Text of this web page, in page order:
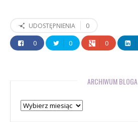
UDOSTĘPNIENIA
0
0
0 0
ARCHIWUM BLOGA
Archiwum